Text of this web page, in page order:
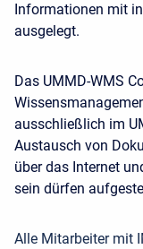
Informationen mit
ausgelegt.
Das UMMD-WMS
ausschließlich im
Austausch von
über das Internet
sein dürfen
Alle Mitarbeiter mit